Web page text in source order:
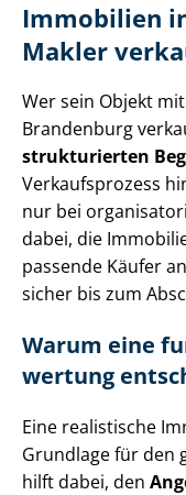
Immobilien
Makler
Wer sein Objekt
Brandenburg
strukturierten
Verkaufsprozess
nur bei
dabei, die
passende Käufer
sicher bis zum
Warum eine
wer­tung
Eine realistische
Grundlage für den
hilft dabei, den